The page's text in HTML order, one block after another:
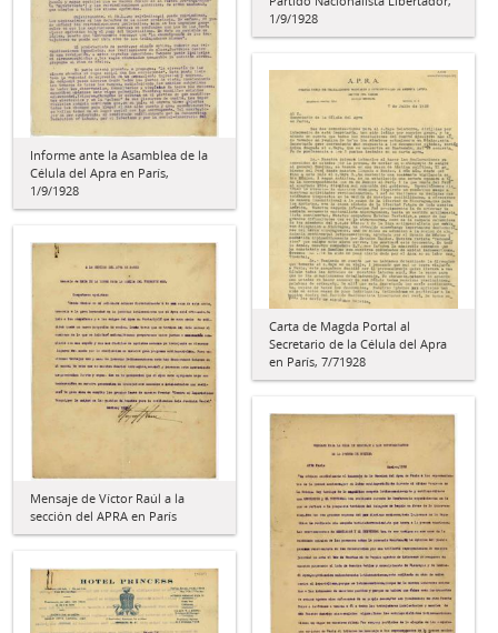
1/9/1928
Informe ante la Asamblea de la
Célula del Apra en París,
1/9/1928
Carta de Magda Portal al
Secretario de la Célula del Apra
en París, 7/71928
Mensaje de Víctor Raúl a la
sección del APRA en París